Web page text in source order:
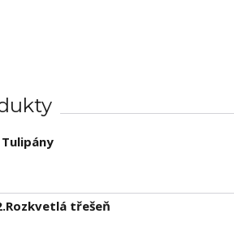
Tulipány
třešeň